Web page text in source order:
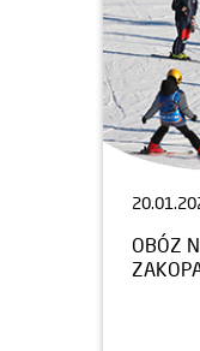
OBÓZ